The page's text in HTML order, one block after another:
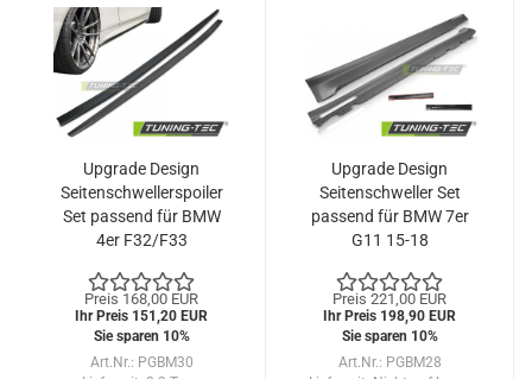
Upgrade Design
Seitenschwellerspoiler
Set passend für BMW
4er F32/F33
Preis 168,00 EUR
Ihr Preis 151,20 EUR
Sie sparen 10%
Art.Nr.: PGBM30
Upgrade Design
Seitenschweller Set
passend für BMW 7er
G11 15-18
Preis 221,00 EUR
Ihr Preis 198,90 EUR
Sie sparen 10%
Art.Nr.: PGBM28